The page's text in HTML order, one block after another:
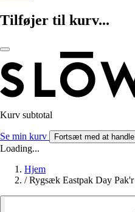
Tilføjer til kurv...
Kurv subtotal
Se min kurv Fortsæt med at handle
Loading...
Hjem
/ Rygsæk Eastpak Day Pak'r